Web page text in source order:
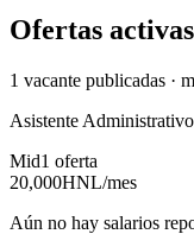
Ofertas
1 vacante publicadas ·
Asistente Administrativo
Mid1 oferta
20,000HNL/mes
Aún no hay salarios